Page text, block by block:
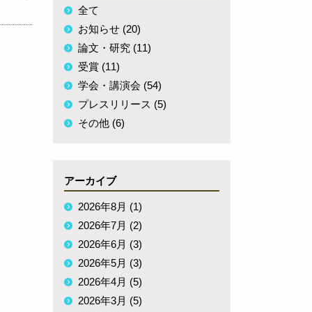
全て
お知らせ (20)
論文・研究 (11)
受賞 (11)
学会・講演会 (54)
プレスリリース (5)
その他 (6)
アーカイブ
2026年8月 (1)
2026年7月 (2)
2026年6月 (3)
2026年5月 (3)
2026年4月 (5)
2026年3月 (5)